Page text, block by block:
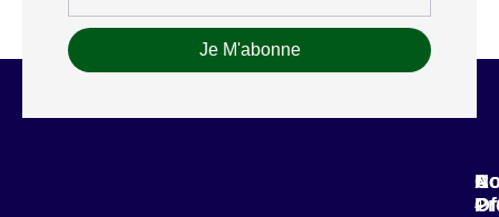
Je M'abonne
A
4